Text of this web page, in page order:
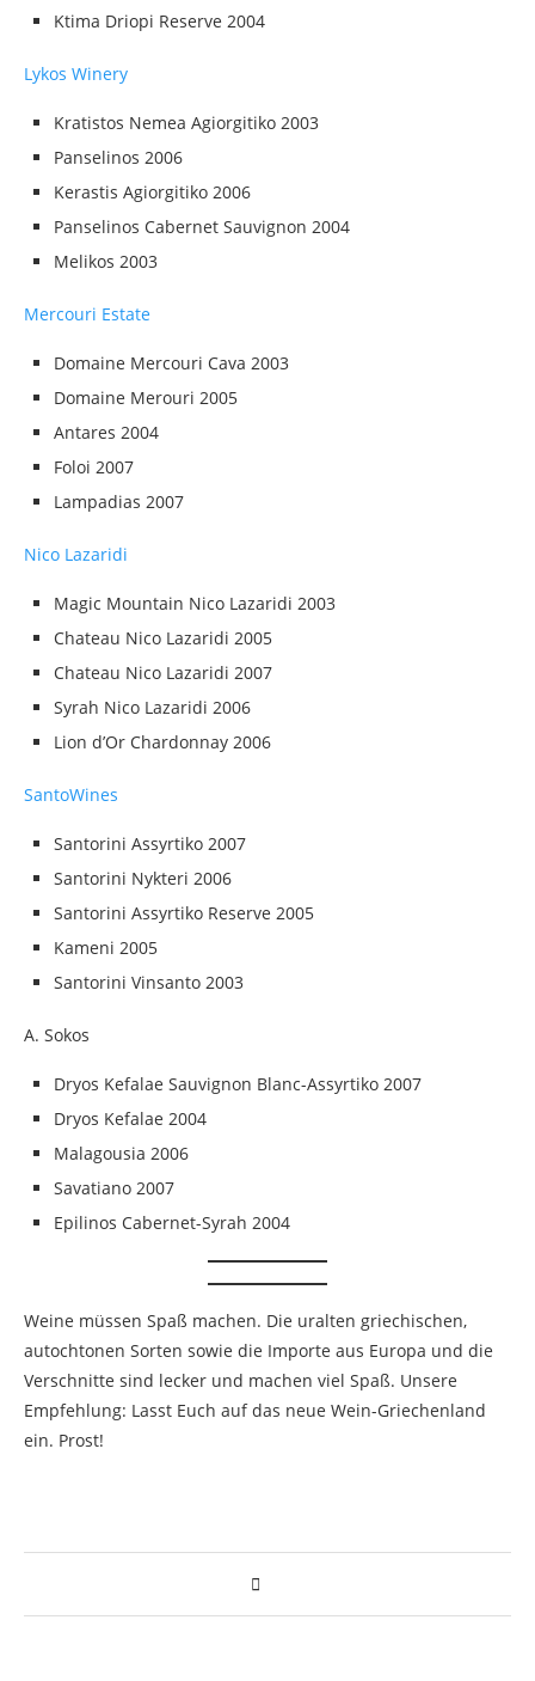
Ktima Driopi Reserve 2004
Lykos Winery
Kratistos Nemea Agiorgitiko 2003
Panselinos 2006
Kerastis Agiorgitiko 2006
Panselinos Cabernet Sauvignon 2004
Melikos 2003
Mercouri Estate
Domaine Mercouri Cava 2003
Domaine Merouri 2005
Antares 2004
Foloi 2007
Lampadias 2007
Nico Lazaridi
Magic Mountain Nico Lazaridi 2003
Chateau Nico Lazaridi 2005
Chateau Nico Lazaridi 2007
Syrah Nico Lazaridi 2006
Lion d’Or Chardonnay 2006
SantoWines
Santorini Assyrtiko 2007
Santorini Nykteri 2006
Santorini Assyrtiko Reserve 2005
Kameni 2005
Santorini Vinsanto 2003
A. Sokos
Dryos Kefalae Sauvignon Blanc-Assyrtiko 2007
Dryos Kefalae 2004
Malagousia 2006
Savatiano 2007
Epilinos Cabernet-Syrah 2004
Weine müssen Spaß machen. Die uralten griechischen,
autochtonen Sorten sowie die Importe aus Europa und die
Verschnitte sind lecker und machen viel Spaß. Unsere
Empfehlung: Lasst Euch auf das neue Wein-Griechenland
ein. Prost!